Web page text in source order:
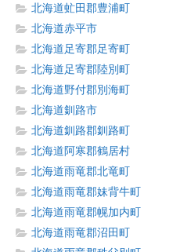
北海道虻田郡豊浦町
北海道赤平市
北海道足寄郡足寄町
北海道足寄郡陸別町
北海道野付郡別海町
北海道釧路市
北海道釧路郡釧路町
北海道阿寒郡鶴居村
北海道雨竜郡北竜町
北海道雨竜郡妹背牛町
北海道雨竜郡幌加内町
北海道雨竜郡沼田町